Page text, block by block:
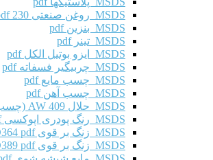
MSDS روغن صنعتی 230 pdf
MSDS بنزین pdf
MSDS تینر pdf
MSDS ایزو بوتیل الکل pdf
MSDS چربیگیر فسفاته pdf
MSDS چسب مایع pdf
MSDS چسب آهن pdf
MSDS حلال AW 409 (چسب) pdf
MSDS رنگ پودری اپوکسی pdf
MSDS زنگ بر قوی CD364 pdf
MSDS زنگ بر قوی CD389 pdf